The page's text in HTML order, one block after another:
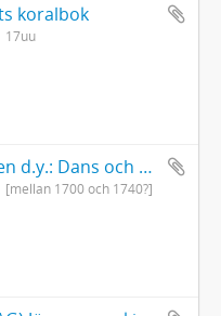
koralbok
17uu
Anders von Düben d.y.: Dans och sångmelodier samt marscher etc., dels i gammal tabulatur, dels i fem-linjesystemets notskrift
[mellan 1700 och 1740?]